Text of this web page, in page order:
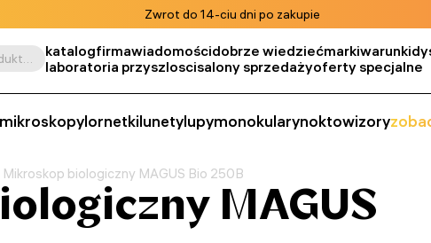
Zwrot do 14-ciu dni po zakupie
Szukaj według produktu, SKU, kategorii itp. katalogfirmawiadomościdobrze wiedziećmarkiwarunki
laboratoria przyszloscisalony sprzedażyoferty specjalne
mikroskopylornetkilunetylupymonokularynoktowizory
Mikroskop biologiczny MAGUS Bio 250B
MAGUS